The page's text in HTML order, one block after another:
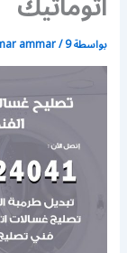
بواسطة ammar/9 مايو، 2020